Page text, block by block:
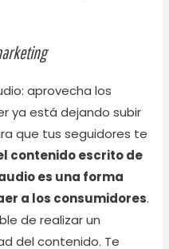
aprovecha los
ya está dejando subir
que tus seguidores te
contenido escrito de
es una forma
a los consumidores.
de realizar un
del contenido. Te